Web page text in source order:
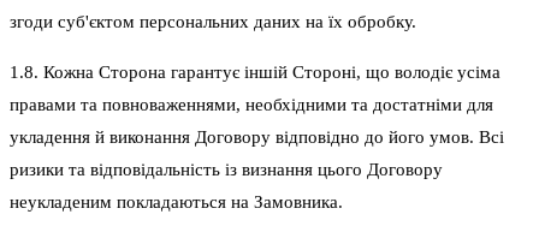
згоди суб'єктом персональних даних на їх обробку.
1.8. Кожна Сторона гарантує іншій Стороні, що володіє усіма
правами та повноваженнями, необхідними та достатніми для
укладення й виконання Договору відповідно до його умов. Всі
ризики та відповідальність із визнання цього Договору
неукладеним покладаються на Замовника.